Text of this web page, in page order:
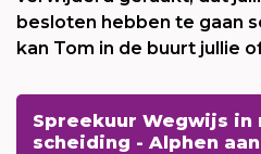
besloten hebben te gaan
kan Tom in de buurt jullie
Spreekuur Wegwijs in
scheiding - Alphen